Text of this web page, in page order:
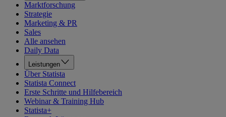
Marktforschung
Strategie
Marketing & PR
Sales
Alle ansehen
Daily Data
Leistungen
Über Statista
Statista Connect
Erste Schritte und Hilfebereich
Webinar & Training Hub
Statista+